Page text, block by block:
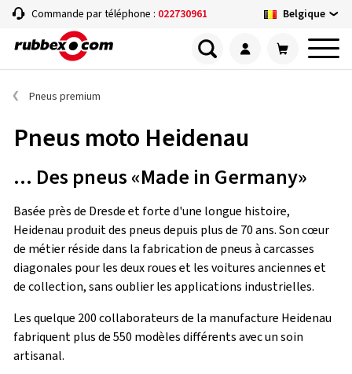
Commande par téléphone : 022730961 Belgique
Pneus premium
Pneus moto Heidenau
... Des pneus «Made in Germany»
Basée près de Dresde et forte d'une longue histoire,
Heidenau produit des pneus depuis plus de 70 ans. Son cœur
de métier réside dans la fabrication de pneus à carcasses
diagonales pour les deux roues et les voitures anciennes et
de collection, sans oublier les applications industrielles.
Les quelque 200 collaborateurs de la manufacture Heidenau
fabriquent plus de 550 modèles différents avec un soin
artisanal.